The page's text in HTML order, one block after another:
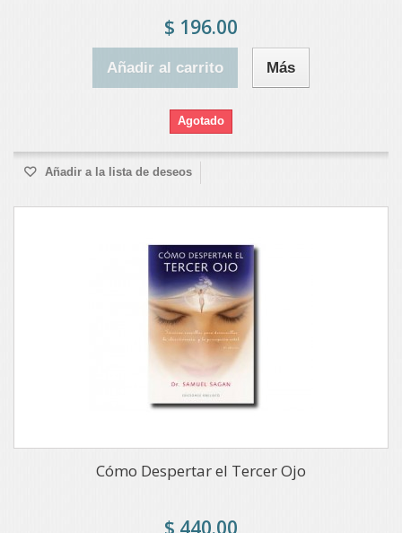
$ 196.00
Añadir al carrito Más
Agotado
Añadir a la lista de deseos
Cómo Despertar el Tercer Ojo
$ 440.00